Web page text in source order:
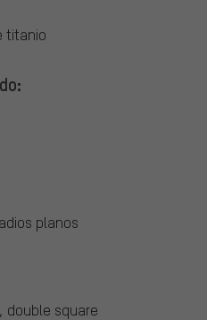
titanio
planos
double square